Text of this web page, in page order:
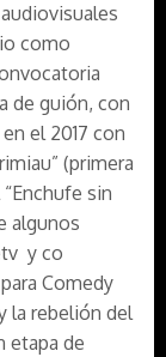
como
de guión, con
el 2017 con
(primera
sin
algunos
y co
Comedy
la rebelión del
etapa de